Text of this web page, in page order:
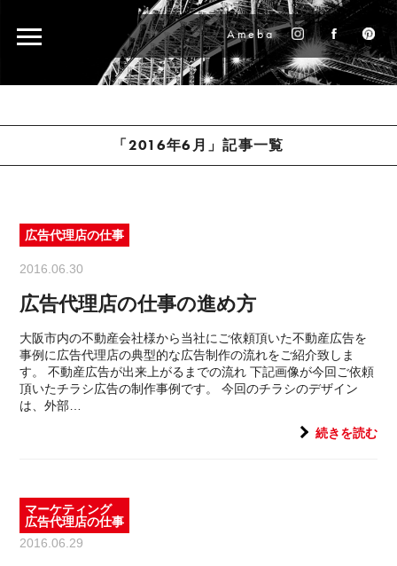
Ameba
「2016年6月」記事一覧
2016.06.30
広告代理店の仕事の進め方
大阪市内の不動産会社様から当社にご依頼頂いた不動産広告を
事例に広告代理店の典型的な広告制作の流れをご紹介致しま
す。 不動産広告が出来上がるまでの流れ 下記画像が今回ご依頼
頂いたチラシ広告の制作事例です。 今回のチラシのデザイン
は、外部…
続きを読む
広告代理店の仕事
2016.06.29
マーケティング
広告代理店の仕事